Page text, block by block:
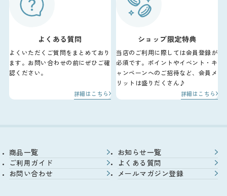
よくある質問
よくいただくご質問をまとめており
ます。お問い合わせの前にぜひご確
認ください。
詳細はこちら
ショップ限定特典
当店のご利用に際しては会員登録が
必須です。ポイントやイベント・キ
ャンペーンへのご招待など、会員メ
リットは盛りだくさん♪
詳細はこちら
商品一覧
お知らせ一覧
ご利用ガイド
よくある質問
お問い合わせ
メールマガジン登録